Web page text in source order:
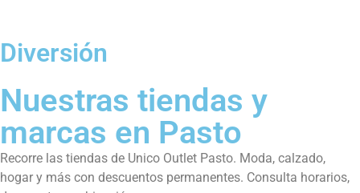
Diversión
Nuestras tiendas y
marcas en Pasto
Recorre las tiendas de Unico Outlet Pasto. Moda, calzado,
hogar y más con descuentos permanentes. Consulta horarios,